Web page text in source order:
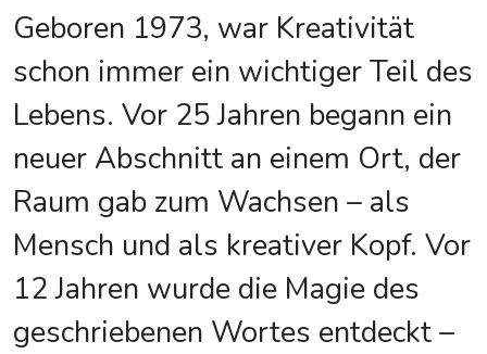
Geboren 1973, war Kreativität
schon immer ein wichtiger Teil des
Lebens. Vor 25 Jahren begann ein
neuer Abschnitt an einem Ort, der
Raum gab zum Wachsen – als
Mensch und als kreativer Kopf. Vor
12 Jahren wurde die Magie des
geschriebenen Wortes entdeckt –